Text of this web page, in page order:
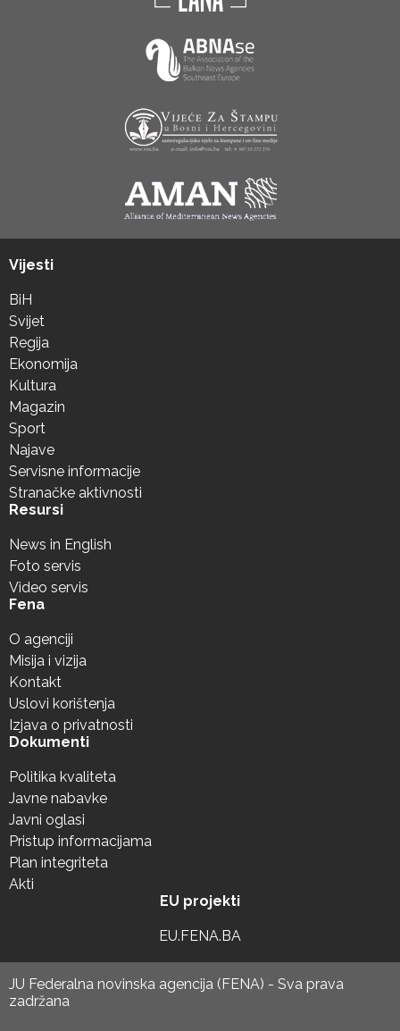
Vijesti
BiH
Svijet
Regija
Ekonomija
Kultura
Magazin
Sport
Najave
Servisne informacije
Stranačke aktivnosti
Resursi
News in English
Foto servis
Video servis
Fena
O agenciji
Misija i vizija
Kontakt
Uslovi korištenja
Izjava o privatnosti
Dokumenti
Politika kvaliteta
Javne nabavke
Javni oglasi
Pristup informacijama
Plan integriteta
Akti
EU projekti
EU.FENA.BA
JU Federalna novinska agencija (FENA) - Sva prava
zadržana